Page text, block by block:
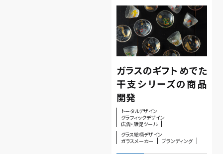
ガラスのギフト めでた
干支シリーズの商品
開発
トータルデザイン
グラフィックデザイン
広告・販促ツール
グラス絵柄デザイン
ガラスメーカー
ブランディング